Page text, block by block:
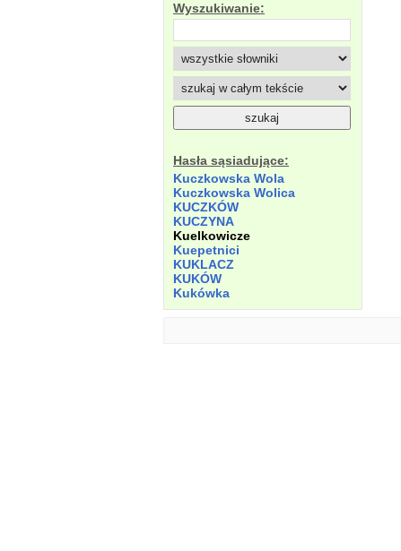
Wyszukiwanie:
Hasła sąsiadujące:
Kuczkowska Wola
Kuczkowska Wolica
KUCZKÓW
KUCZYNA
Kuelkowicze
Kuepetnici
KUKLACZ
KUKÓW
Kukówka